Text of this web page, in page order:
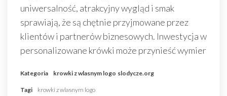
uniwersalność, atrakcyjny wygląd i smak
sprawiają, że są chętnie przyjmowane przez
klientów i partnerów biznesowych. Inwestycja w
personalizowane krówki może przynieść wymier
Kategoria krowki z wlasnym logo slodycze.org
Tagi krowki z wlasnym logo